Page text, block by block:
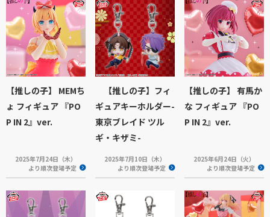
【推しの子】 MEMち
ょ フィギュア 『PO
P IN 2』ver.
2025年7月24日（木）
より順次登場予定
【推しの子】フィ
ギュアキーホルダー-
東京ブレイド ツル
ギ・キザミ-
2025年7月10日（木）
より順次登場予定
【推しの子】 有馬か
な フィギュア 『PO
P IN 2』ver.
2025年6月24日（火）
より順次登場予定